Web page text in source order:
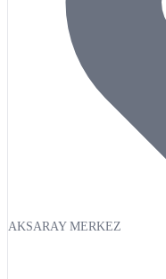
AKSARAY MERKEZ